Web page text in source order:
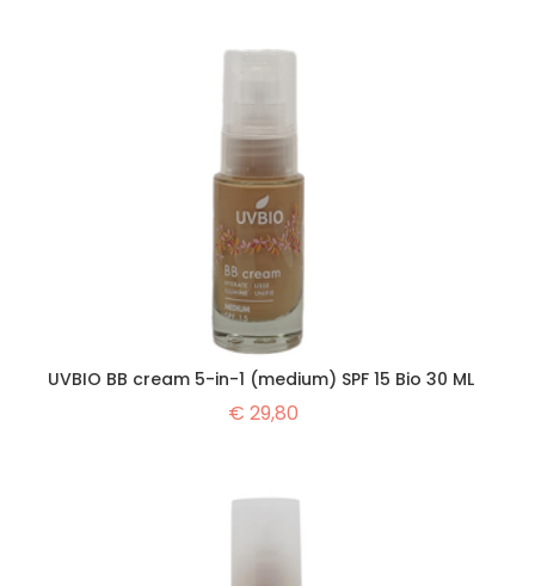
UVBIO BB cream 5-in-1 (medium) SPF 15 Bio 30 ML
€ 29,80